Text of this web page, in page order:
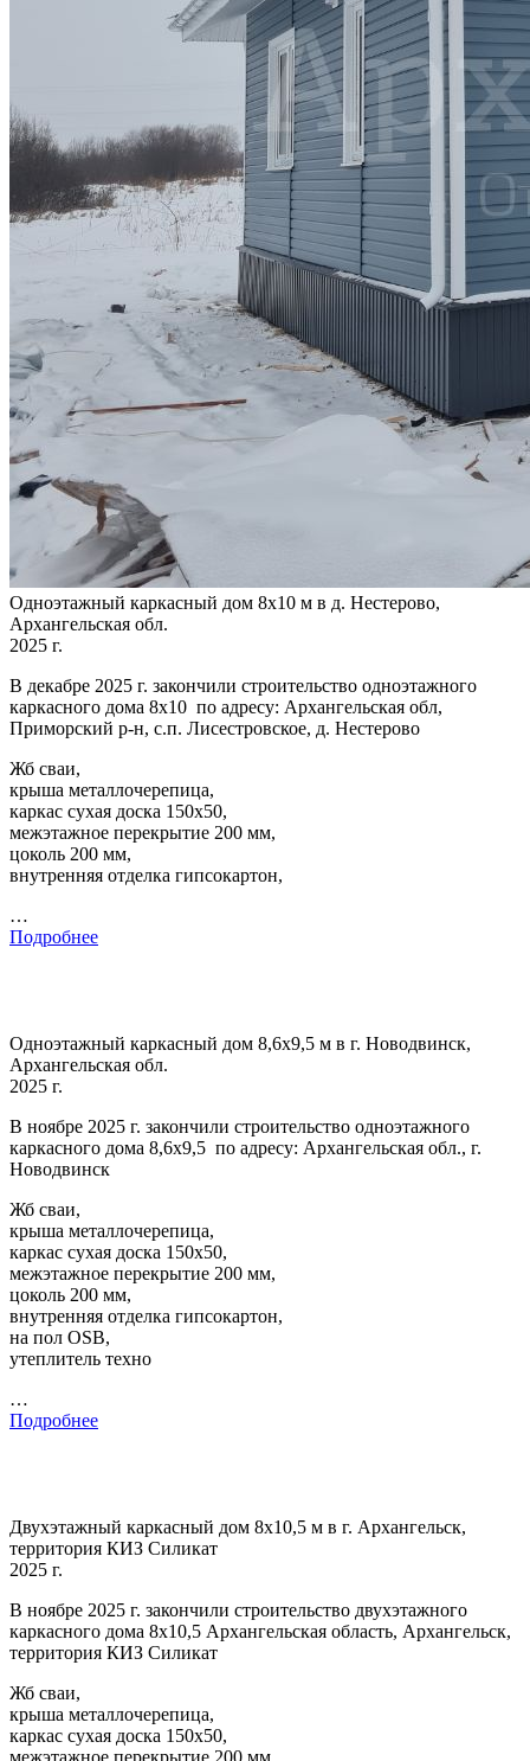
Одноэтажный каркасный дом 8х10 м в д. Нестерово,
Архангельская обл.
2025 г.
В декабре 2025 г. закончили строительство одноэтажного
каркасного дома 8х10 по адресу: Архангельская обл,
Приморский р-н, с.п. Лисестровское, д. Нестерово
Жб сваи,
крыша металлочерепица,
каркас сухая доска 150х50,
межэтажное перекрытие 200 мм,
цоколь 200 мм,
внутренняя отделка гипсокартон,
…
Подробнее
Одноэтажный каркасный дом 8,6х9,5 м в г. Новодвинск,
Архангельская обл.
2025 г.
В ноябре 2025 г. закончили строительство одноэтажного
каркасного дома 8,6х9,5 по адресу: Архангельская обл., г.
Новодвинск
Жб сваи,
крыша металлочерепица,
каркас сухая доска 150х50,
межэтажное перекрытие 200 мм,
цоколь 200 мм,
внутренняя отделка гипсокартон,
на пол OSB,
утеплитель техно
…
Подробнее
Двухэтажный каркасный дом 8х10,5 м в г. Архангельск,
территория КИЗ Силикат
2025 г.
В ноябре 2025 г. закончили строительство двухэтажного
каркасного дома 8х10,5 Архангельская область, Архангельск,
территория КИЗ Силикат
Жб сваи,
крыша металлочерепица,
каркас сухая доска 150х50,
межэтажное перекрытие 200 мм,